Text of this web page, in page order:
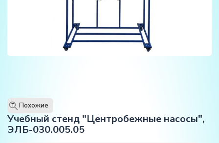
T Похожие
Учебный стенд "Центробежные насосы",
ЭЛБ-030.005.05